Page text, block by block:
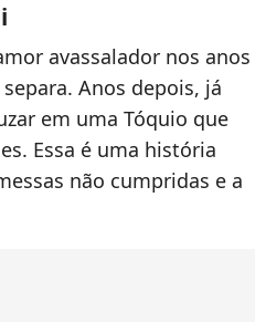
avassalador nos anos
Anos depois, já
em uma Tóquio que
Essa é uma história
não cumpridas e a